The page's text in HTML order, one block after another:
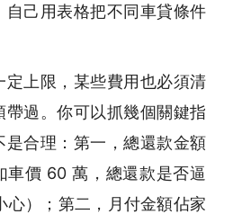
己用表格把不同車貸條件
上限，某些費用也必須清
過。你可以抓幾個關鍵指
合理：第一，總還款金額
車價 60 萬，總還款是否逼
心）；第二，月付金額佔家